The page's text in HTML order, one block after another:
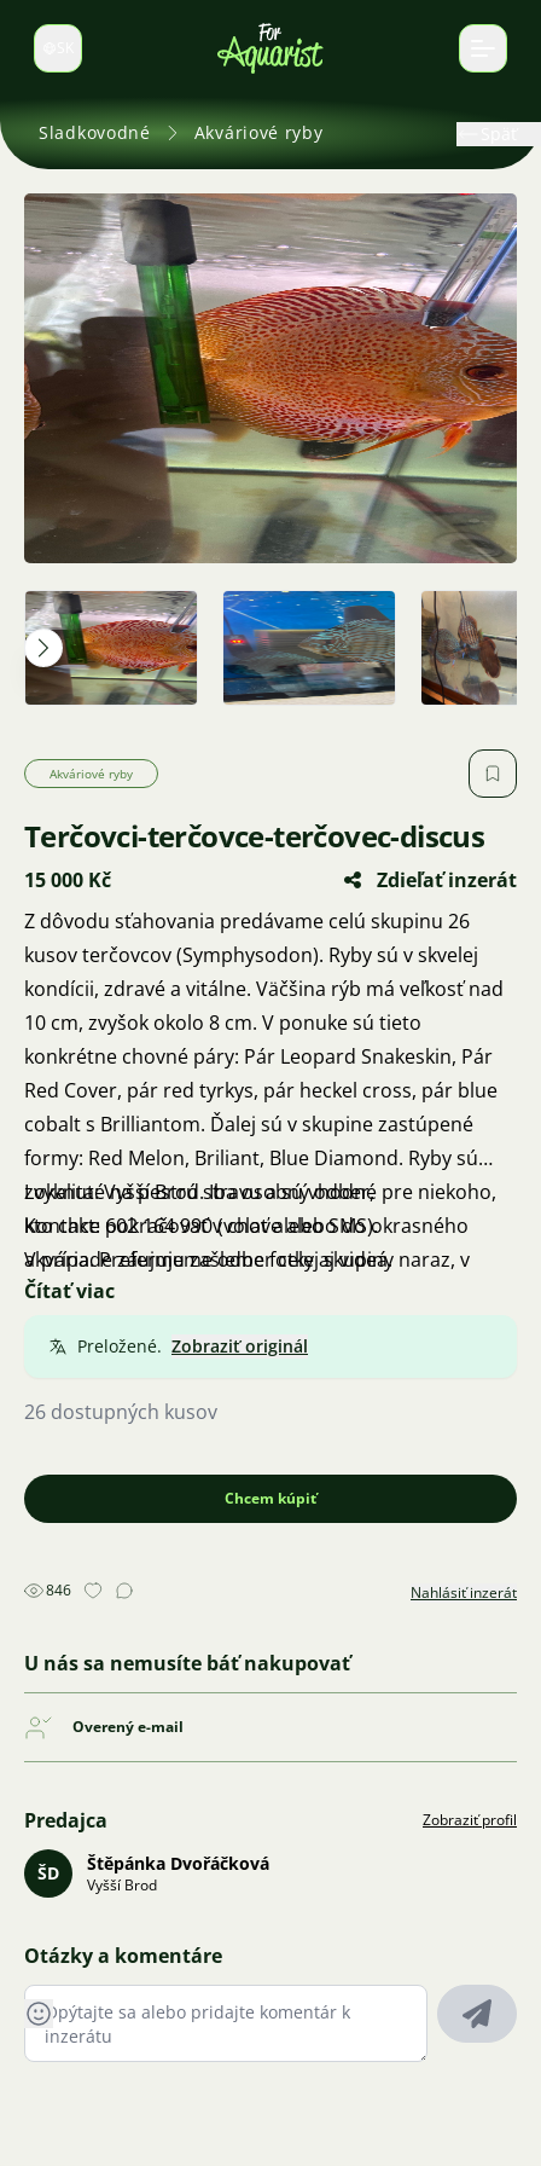
Prepnúť jazyk
Sladkovodné Akváriové ryby
Akváriové ryby
Terčovci-terčovce-terčovec-discus
15 000 Kč
Zdieľať inzerát
Z dôvodu sťahovania predávame celú skupinu 26
kusov terčovcov (Symphysodon). Ryby sú v skvelej
kondícii, zdravé a vitálne. Väčšina rýb má veľkosť nad
10 cm, zvyšok okolo 8 cm. V ponuke sú tieto
konkrétne chovné páry: Pár Leopard Snakeskin, Pár
Red Cover, pár red tyrkys, pár heckel cross, pár blue
cobalt s Brilliantom. Ďalej sú v skupine zastúpené
formy: Red Melon, Briliant, Blue Diamond. Ryby sú
zvyknuté na pestrú stravu a sú vhodné pre niekoho,
kto chce pokračovať v chove alebo do okrasného
akvária. Preferujeme odber celej skupiny naraz, v
prípade sa dá hovoriť o cene až na mieste! Po dohode
skupinky.
Menšie skupinky: podľa dohody
Lokalita: Vyšší Brod. Iba osobný odber,
Kontakt: 602 164 990 (volať alebo SMS).
V prípade záujmu zašleme fotky aj videá.
Čítať viac
Preložené. Zobraziť originál
26 dostupných kusov
Chcem kúpiť
846 Nahlásiť inzerát
U nás sa nemusíte báť nakupovať
Overený e-mail
Predajca Zobraziť profil
ŠD Štěpánka Dvořáčková
Vyšší Brod
Otázky a komentáre